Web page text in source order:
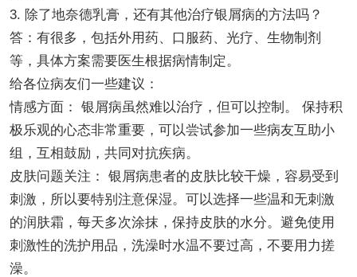
3. 除了地奈德乳膏，还有其他治疗银屑病的方法吗？
答：有很多，包括外用药、口服药、光疗、生物制剂
等，具体方案需要医生根据病情制定。
给各位病友们一些建议：
情感方面： 银屑病虽然难以治疗，但可以控制。 保持积
极乐观的心态非常重要，可以尝试参加一些病友互助小
组，互相鼓励，共同对抗疾病。
皮肤问题关注： 银屑病患者的皮肤比较干燥，容易受到
刺激，所以要特别注意保湿。可以选择一些温和无刺激
的润肤霜，每天多次涂抹，保持皮肤的水分。避免使用
刺激性的洗护用品，洗澡时水温不要过高，不要用力搓
澡。